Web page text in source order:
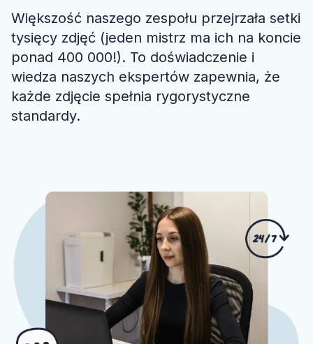
Większość naszego zespołu przejrzała setki
tysięcy zdjęć (jeden mistrz ma ich na koncie
ponad 400 000!). To doświadczenie i
wiedza naszych ekspertów zapewnia, że
każde zdjęcie spełnia rygorystyczne
standardy.